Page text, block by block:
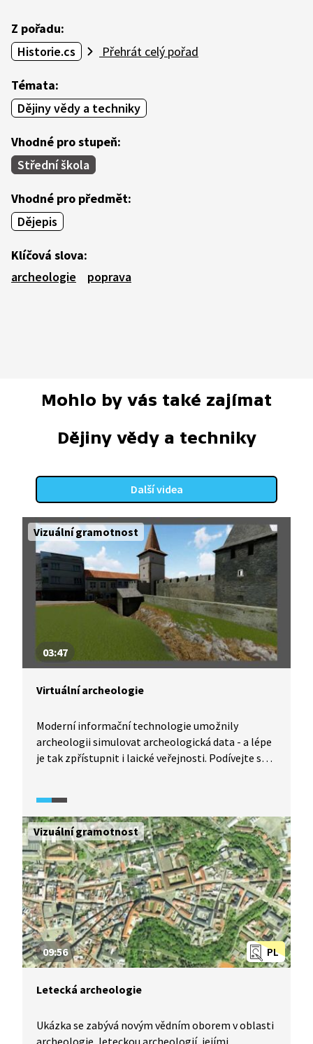
Z pořadu:
Historie.cs
Přehrát celý pořad
Témata:
Dějiny vědy a techniky
Vhodné pro stupeň:
Střední škola
Vhodné pro předmět:
Dějepis
Klíčová slova:
archeologie
poprava
Mohlo by vás také zajímat
Dějiny vědy a techniky
Další videa
Vizuální gramotnost
03:47
Virtuální archeologie
Moderní informační technologie umožnily
archeologii simulovat archeologická data - a lépe
je tak zpřístupnit i laické veřejnosti. Podívejte se
Vizuální gramotnost
PL
09:56
Letecká archeologie
Ukázka se zabývá novým vědním oborem v oblasti
archeologie, leteckou archeologií, jejími